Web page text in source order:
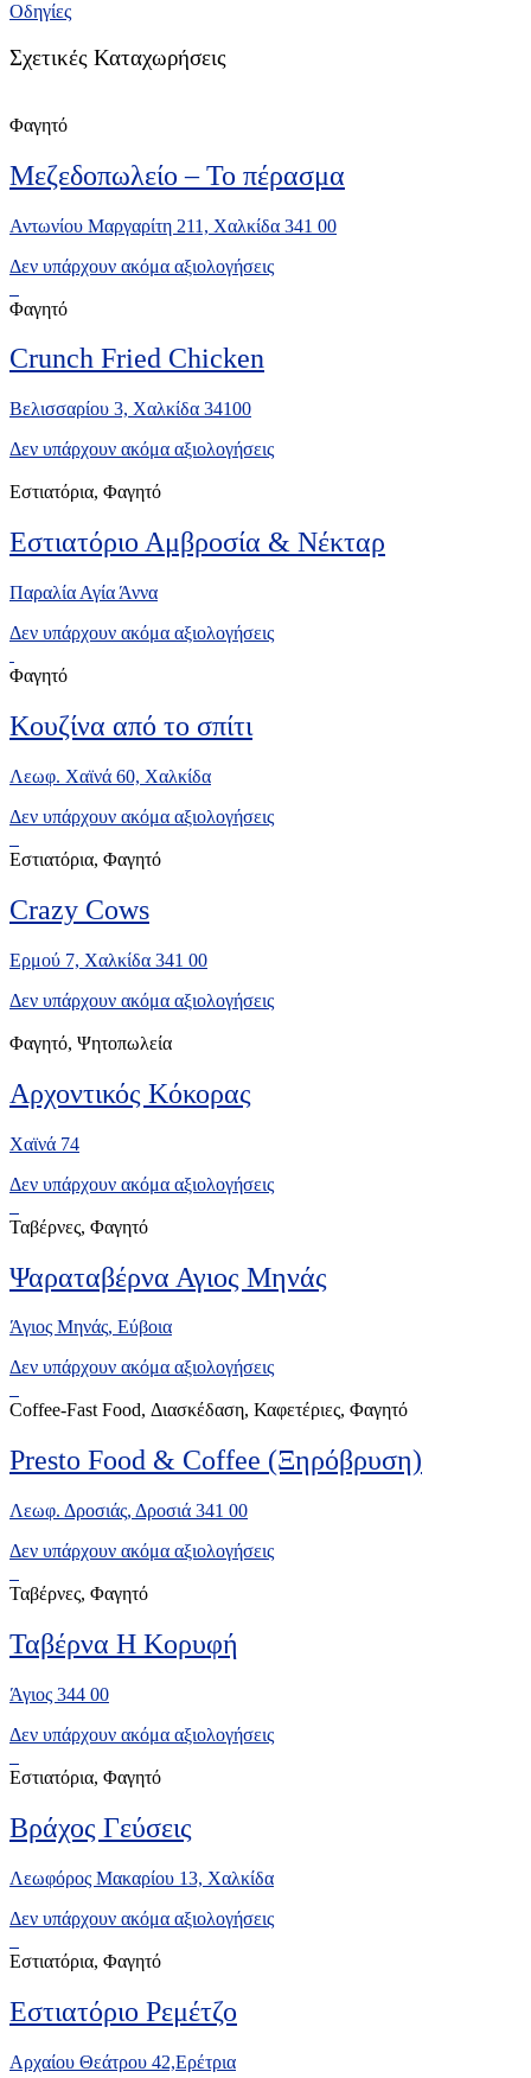
Οδηγίες
Σχετικές Καταχωρήσεις
Φαγητό
Μεζεδοπωλείο – Το πέρασμα
Αντωνίου Μαργαρίτη 211, Χαλκίδα 341 00
Δεν υπάρχουν ακόμα αξιολογήσεις
Φαγητό
Crunch Fried Chicken
Βελισσαρίου 3, Χαλκίδα 34100
Δεν υπάρχουν ακόμα αξιολογήσεις
Εστιατόρια, Φαγητό
Εστιατόριο Αμβροσία & Νέκταρ
Παραλία Αγία Άννα
Δεν υπάρχουν ακόμα αξιολογήσεις
Φαγητό
Κουζίνα από το σπίτι
Λεωφ. Χαϊνά 60, Χαλκίδα
Δεν υπάρχουν ακόμα αξιολογήσεις
Εστιατόρια, Φαγητό
Crazy Cows
Ερμού 7, Χαλκίδα 341 00
Δεν υπάρχουν ακόμα αξιολογήσεις
Φαγητό, Ψητοπωλεία
Αρχοντικός Κόκορας
Χαϊνά 74
Δεν υπάρχουν ακόμα αξιολογήσεις
Ταβέρνες, Φαγητό
Ψαραταβέρνα Αγιος Μηνάς
Άγιος Μηνάς, Eύβοια
Δεν υπάρχουν ακόμα αξιολογήσεις
Coffee-Fast Food, Διασκέδαση, Καφετέριες, Φαγητό
Presto Food & Coffee (Ξηρόβρυση)
Λεωφ. Δροσιάς, Δροσιά 341 00
Δεν υπάρχουν ακόμα αξιολογήσεις
Ταβέρνες, Φαγητό
Ταβέρνα Η Κορυφή
Άγιος 344 00
Δεν υπάρχουν ακόμα αξιολογήσεις
Εστιατόρια, Φαγητό
Bράχος Γεύσεις
Λεωφόρος Μακαρίου 13, Xαλκίδα
Δεν υπάρχουν ακόμα αξιολογήσεις
Εστιατόρια, Φαγητό
Εστιατόριο Ρεμέτζο
Αρχαίου Θεάτρου 42,Ερέτρια